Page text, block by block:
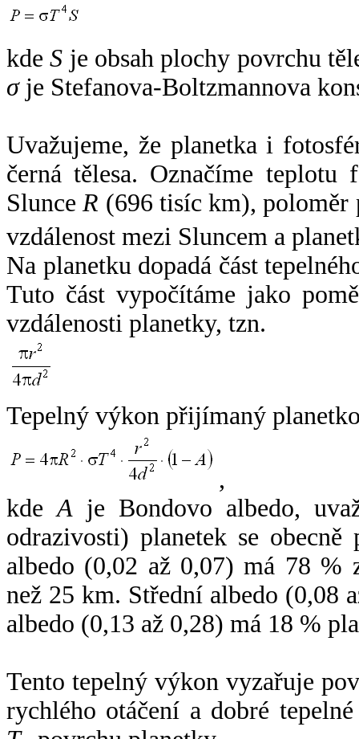
kdeS je obsah plochy povrchu
σje Stefanova-Boltzmannova
Uvažujeme, že planetka i
černá tělesa. Označíme
SlunceR (696 tisíc km),
vzdálenost mezi Sluncem a
Na planetku dopadá část
Tuto část vypočítáme jako
vzdálenosti planetky, tzn.
Tepelný výkon přijímaný
,
kdeA je Bondovo albedo,
odrazivosti) planetek se
albedo (0,02 až 0,07) má 78 %
než 25 km. Střední albedo (0,08
albedo (0,13 až 0,28) má 18 %
Tento tepelný výkon vyzařuje
rychlého otáčení a dobré